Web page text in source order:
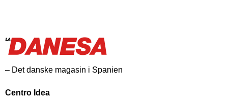
– Det danske magasin i Spanien
Centro Idea